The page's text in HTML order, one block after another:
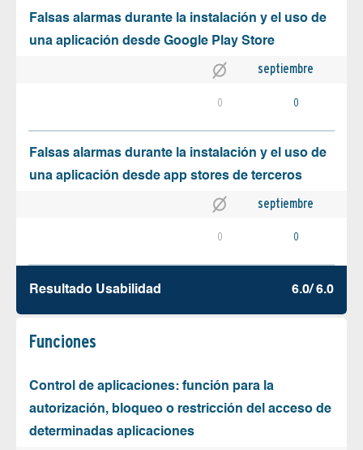
Falsas alarmas durante la instalación y el uso de
una aplicación desde Google Play Store
septiembre
0 0
Falsas alarmas durante la instalación y el uso de
una aplicación desde app stores de terceros
septiembre
0 0
Resultado Usabilidad 6.0/ 6.0
Funciones
Control de aplicaciones: función para la
autorización, bloqueo o restricción del acceso de
determinadas aplicaciones